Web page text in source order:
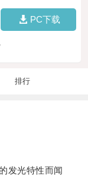
PC下载
排行
发光特性而闻